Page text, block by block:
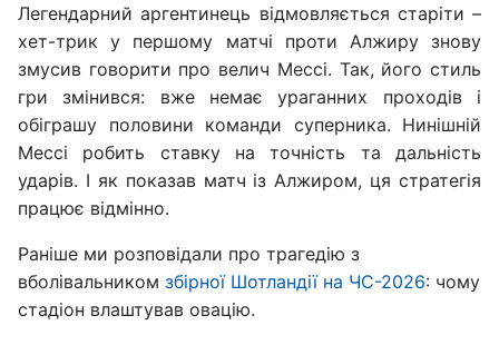
Легендарний аргентинець відмовляється старіти –
хет-трик у першому матчі проти Алжиру знову
змусив говорити про велич Мессі. Так, його стиль
гри змінився: вже немає ураганних проходів і
обіграшу половини команди суперника. Нинішній
Мессі робить ставку на точність та дальність
ударів. І як показав матч із Алжиром, ця стратегія
працює відмінно.
Раніше ми розповідали про трагедію з
вболівальником збірної Шотландії на ЧС-2026: чому
стадіон влаштував овацію.